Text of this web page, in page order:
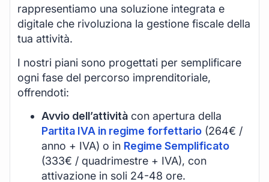
rappresentiamo una soluzione integrata e
digitale che rivoluziona la gestione fiscale della
tua attività.
I nostri piani sono progettati per semplificare
ogni fase del percorso imprenditoriale,
offrendoti:
Avvio dell’attività con apertura della
Partita IVA in regime forfettario (264€ /
anno + IVA) o in Regime Semplificato
(333€ / quadrimestre + IVA), con
attivazione in soli 24-48 ore.